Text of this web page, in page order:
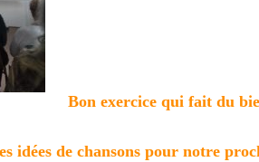
Bon exercice qui fait du
idées de chansons pour notre